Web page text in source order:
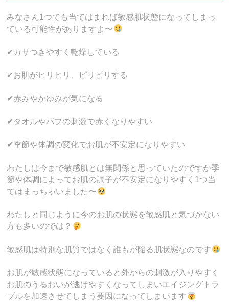
みなさん1つでも当てはまれば敏感肌状態になってしまっ
ている可能性がありますよ〜
✔カサつきやすく乾燥している
✔お肌がヒリヒリ、ピリピリする
✔赤みやかゆみが気になる
✔タオルやパフの刺激で赤くなりやすい
✔季節や体調の変化でお肌が不安定になりやすい
わたしは今まで敏感肌とは無関係と思っていたのですが季
節や体調によってお肌の調子が不安定になりやすく1つ当
てはまっちゃいました〜
わたしと同じように今のお肌の状態を敏感肌と気づかない
方も多いのでは？
敏感肌は特別な肌質ではなく誰もが陥る肌状態なのです
お肌が敏感状態になっていると外からの刺激が入りやすく
お肌のうるおいが逃げやすくなってしまいエイジングトラ
ブルを加速させてしまう要因になってしまいます